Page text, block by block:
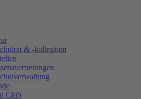
& -kollegium
Club